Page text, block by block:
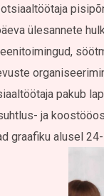
ülesannete
pakub
ja
graafiku alusel